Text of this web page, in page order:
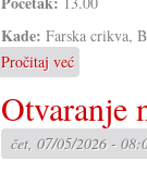
Kade: Farska crikva,
Pročitaj već
Hrvatski
dan
i
Dijamantna
Otvaranje
čet, 07/05/2026 -